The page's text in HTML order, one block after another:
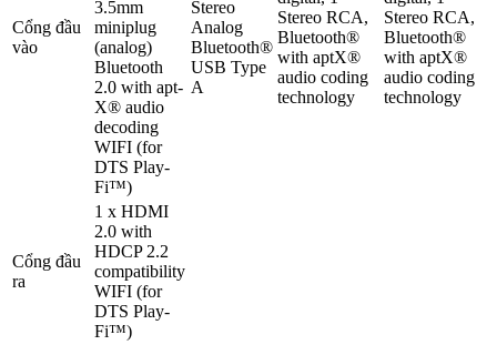
Cổng đầu
vào
3.5mm
miniplug
(analog)
Bluetooth
2.0 with apt-
X® audio
decoding
WIFI (for
DTS Play-
Fi™)
Stereo
Analog
Bluetooth®
USB Type
A
Stereo RCA,
Bluetooth®
with aptX®
audio coding
technology
Stereo RCA,
Bluetooth®
with aptX®
audio coding
technology
Cổng đầu
ra
1 x HDMI
2.0 with
HDCP 2.2
compatibility
WIFI (for
DTS Play-
Fi™)